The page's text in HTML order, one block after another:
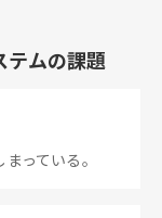
テムの課題
っている。